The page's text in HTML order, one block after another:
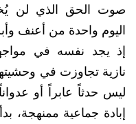
صوت الحق الذي لن
اليوم واحدة من أعنف
إذ يجد نفسه في
نازية تجاوزت في
ليس حدثاً عابراً أو
إبادة جماعية